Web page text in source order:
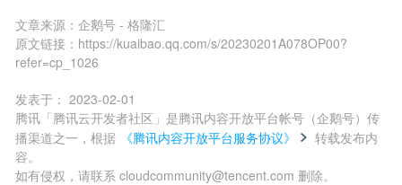
文章来源： 企鹅号 - 格隆汇
原文链接： https://kuaibao.qq.com/s/20230201A078OP00?
refer=cp_1026
发表于： 2023-02-01
腾讯「腾讯云开发者社区」是腾讯内容开放平台帐号（企鹅号）传
播渠道之一，根据
《腾讯内容开放平台服务协议》
转载发布内
容。
如有侵权，请联系 cloudcommunity@tencent.com 删除。